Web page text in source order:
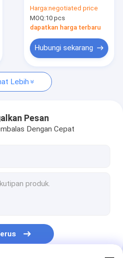
Harga:negotiated price
MOQ:10 pcs
dapatkan harga terbaru
Hubungi sekarang
Lebih
Pesan
Dengan Cepat